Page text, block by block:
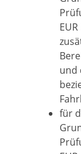
und
für